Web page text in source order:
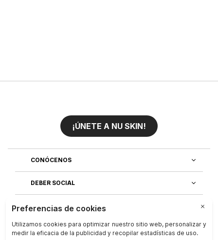
¡ÚNETE A NU SKIN!
CONÓCENOS
DEBER SOCIAL
ÚNETE AL EQUIPO
DESCUBRE NUESTRAS APLICACIONES